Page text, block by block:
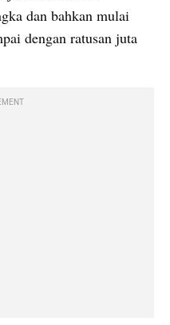
dan bahkan mulai
dengan ratusan juta